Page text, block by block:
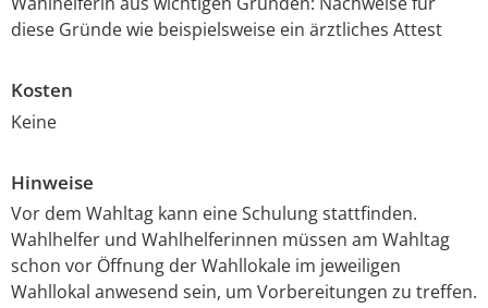
diese Gründe wie beispielsweise ein ärztliches Attest
Kosten
Keine
Hinweise
Vor dem Wahltag kann eine Schulung stattfinden.
Wahlhelfer und Wahlhelferinnen müssen am Wahltag
schon vor Öffnung der Wahllokale im jeweiligen
Wahllokal anwesend sein, um Vorbereitungen zu treffen.